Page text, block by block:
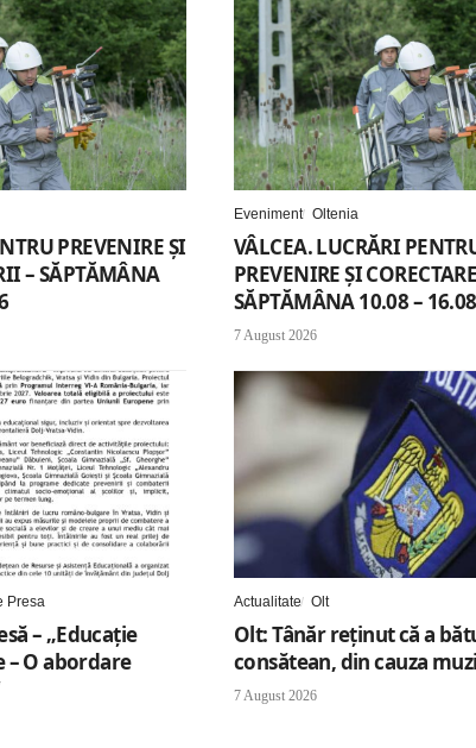
PREVENIRE ȘI
– SĂPTĂMÂNA
Eveniment Oltenia
VÂLCEA. LUCRĂRI
PREVENIRE ȘI
SĂPTĂMÂNA 10.08 –
7 August 2026
Presa
– „Educație
O abordare
Actualitate Olt
Olt: Tânăr reţinut că a
consătean, din cauza
7 August 2026